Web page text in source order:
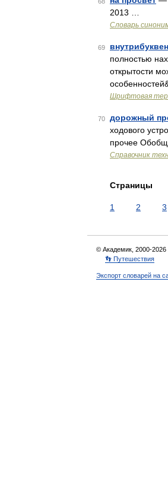
2013 …
Словарь
69
полностью
открытости
Шрифтовая
70 дорожный
ходового
прочее
Справочник
Страницы
1 2 3
© Академик, 2000-2026
👣 Путешествия
Экспорт словарей на